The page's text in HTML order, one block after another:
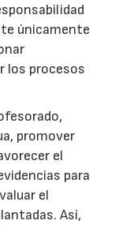
únicamente
los procesos
promover
el
para
el
Así,